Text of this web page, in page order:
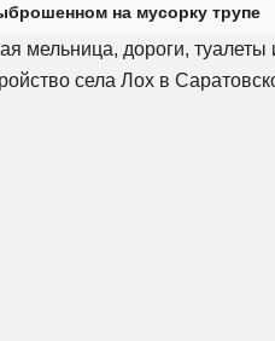
на мусорку трупе